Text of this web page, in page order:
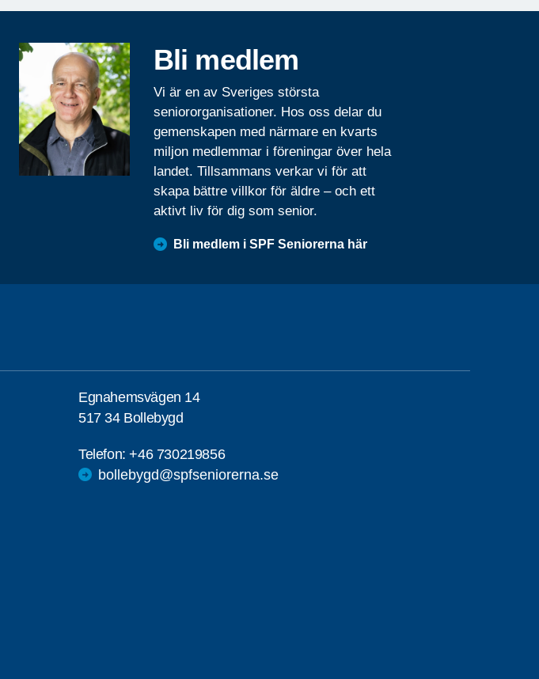
Bli medlem
Vi är en av Sveriges största
seniororganisationer. Hos oss delar du
gemenskapen med närmare en kvarts
miljon medlemmar i föreningar över hela
landet. Tillsammans verkar vi för att
skapa bättre villkor för äldre – och ett
aktivt liv för dig som senior.
Bli medlem i SPF Seniorerna här
Egnahemsvägen 14
517 34 Bollebygd
Telefon:+46 730219856
bollebygd@spfseniorerna.se